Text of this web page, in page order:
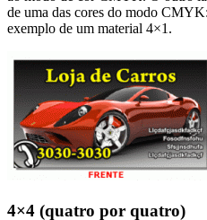
de uma das cores do modo
exemplo de um material 4×1.
4×4 (quatro por quatro)